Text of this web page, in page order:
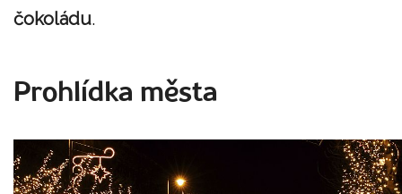
čokoládu.
Prohlídka města